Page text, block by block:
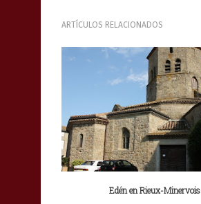
ARTÍCULOS RELACIONADOS
Edén en Rieux-Minervois